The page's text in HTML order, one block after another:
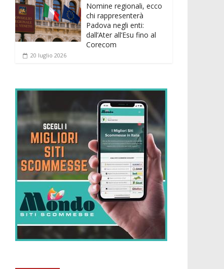
Nomine regionali, ecco
chi rappresenterà
Padova negli enti:
dall’Ater all’Esu fino al
Corecom
20 luglio 2026